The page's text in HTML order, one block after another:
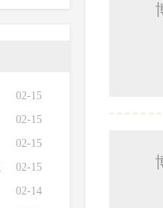
02-15
02-15
02-15
02-15
02-14